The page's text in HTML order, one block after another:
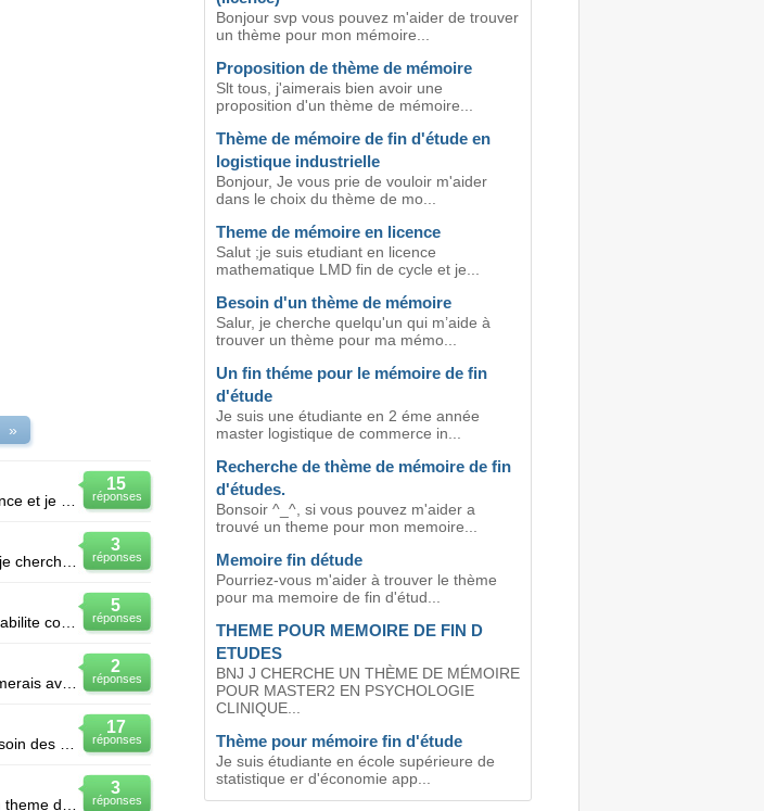
»
15
réponses
3
réponses
5
réponses
Je suis etudiante en master2 finance etcomptabilite option comptabilite controle audit je suis en fi
2
réponses
Slt je suis etudiant en M2 economie et finance internationale, j'aimerais avoir une proposition de t
17
réponses
3
réponses
Bonjour svp vous pouvez m'aider de trouver
un thème pour mon mémoire...
Proposition de thème de mémoire
Slt tous, j'aimerais bien avoir une
proposition d'un thème de mémoire...
Thème de mémoire de fin d'étude en
logistique industrielle
Bonjour, Je vous prie de vouloir m'aider
dans le choix du thème de mo...
Theme de mémoire en licence
Salut ;je suis etudiant en licence
mathematique LMD fin de cycle et je...
Besoin d'un thème de mémoire
Salur, je cherche quelqu'un qui m’aide à
trouver un thème pour ma mémo...
Un fin théme pour le mémoire de fin
d'étude
Je suis une étudiante en 2 éme année
master logistique de commerce in...
Recherche de thème de mémoire de fin
d'études.
Bonsoir ^_^, si vous pouvez m'aider a
trouvé un theme pour mon memoire...
Memoire fin détude
Pourriez-vous m'aider à trouver le thème
pour ma memoire de fin d'étud...
THEME POUR MEMOIRE DE FIN D
ETUDES
BNJ J CHERCHE UN THÈME DE MÉMOIRE
POUR MASTER2 EN PSYCHOLOGIE
CLINIQUE...
Thème pour mémoire fin d'étude
Je suis étudiante en école supérieure de
statistique er d'économie app...